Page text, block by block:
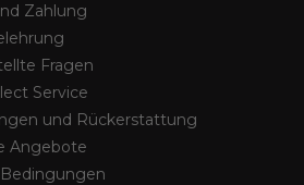
Zahlung
Fragen
Service
und Rückerstattung
Angebote